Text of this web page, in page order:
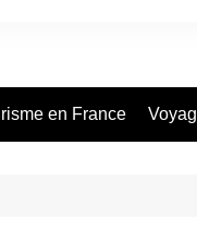
en France